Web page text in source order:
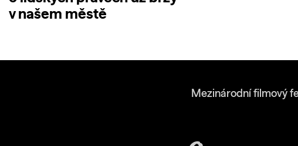
v našem městě
Mezinárodní filmový